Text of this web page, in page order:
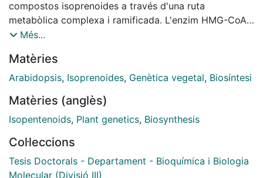
compostos isoprenoides a través d'una ruta
metabòlica complexa i ramificada. L'enzim HMG-CoA
reductasa (HMGR) catalitza la conversió d'HMG-CoA
biosíntesis d'isoprenoides en el citosol-reticle
endoplasmàtic (RE). En totes les espècies de plantes
codificades per petites famílies multigèniques. En el
cas d'Arabidopsis, existeixen dos gens ( HMG1 i HMG2
HMGR1L, HMGR1S i HMGR2. Múltiples estudis
suggereixen que les isoformes d'HMGR de plantes
estarien implicades en la síntesi d'isoprenoides
Més...
Matèries
Arabidopsis, Isoprenoides, Genètica vegetal, Biosíntesi
Matèries (anglès)
Isopentenoids, Plant genetics, Biosynthesis
Col·leccions
Tesis Doctorals - Departament - Bioquímica i Biologia
Molecular (Divisió III)